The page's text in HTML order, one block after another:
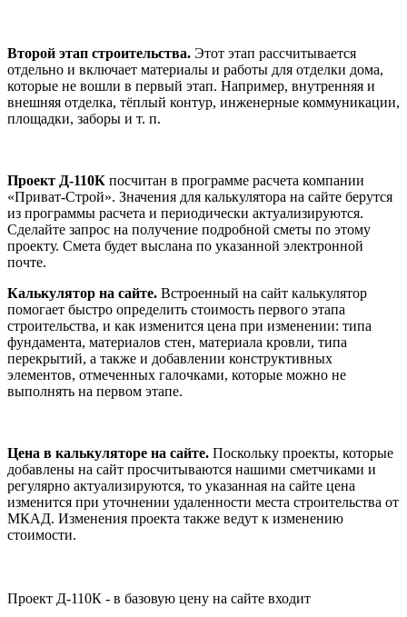
Второй этап строительства. Этот этап рассчитывается
отдельно и включает материалы и работы для отделки дома,
которые не вошли в первый этап. Например, внутренняя и
внешняя отделка, тёплый контур, инженерные коммуникации,
площадки, заборы и т. п.
Проект Д-110К посчитан в программе расчета компании
«Приват-Строй». Значения для калькулятора на сайте берутся
из программы расчета и периодически актуализируются.
Сделайте запрос на получение подробной сметы по этому
проекту. Смета будет выслана по указанной электронной
почте.
Калькулятор на сайте. Встроенный на сайт калькулятор
помогает быстро определить стоимость первого этапа
строительства, и как изменится цена при изменении: типа
фундамента, материалов стен, материала кровли, типа
перекрытий, а также и добавлении конструктивных
элементов, отмеченных галочками, которые можно не
выполнять на первом этапе.
Цена в калькуляторе на сайте. Поскольку проекты, которые
добавлены на сайт просчитываются нашими сметчиками и
регулярно актуализируются, то указанная на сайте цена
изменится при уточнении удаленности места строительства от
МКАД. Изменения проекта также ведут к изменению
стоимости.
Проект Д-110К - в базовую цену на сайте входит